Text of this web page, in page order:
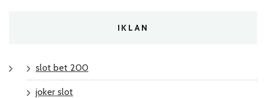
IKLAN
slot bet 200
joker slot